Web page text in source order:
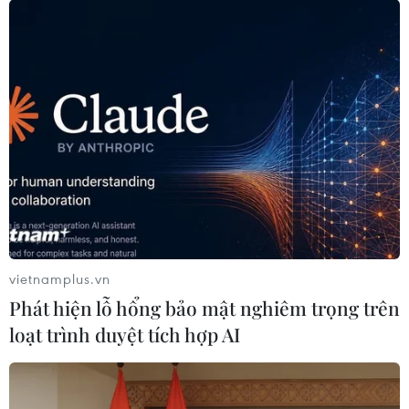
chiếm đoạt hơn 26 tỷ đồng sau gần 9
năm lẩn trốn
04/08/2026 10:53
Khởi tố 16 đối tường trong đường dây
tổ chức đánh bạc trực tuyến quy mô
lớn
04/08/2026 09:30
Truy tố 2 cựu Viện trưởng Viện Pháp
y tâm thần Trung ương cùng 63 bị
can
04/08/2026 09:23
vietnamplus.vn
Phát hiện lỗ hổng bảo mật nghiêm trọng trên
loạt trình duyệt tích hợp AI